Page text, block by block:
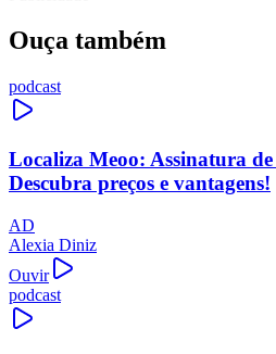
Ouça também
podcast
Localiza Meoo: Assinatura
Descubra preços e vantagens!
AD
Alexia Diniz
Ouvir
podcast